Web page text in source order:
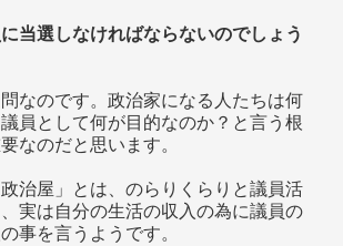
当選しなければならないのでしょう
なのです。政治家になる人たちは何
員として何が目的なのか？と言う根
なのだと思います。
治屋」とは、のらりくらりと議員活
実は自分の生活の収入の為に議員の
事を言うようです。